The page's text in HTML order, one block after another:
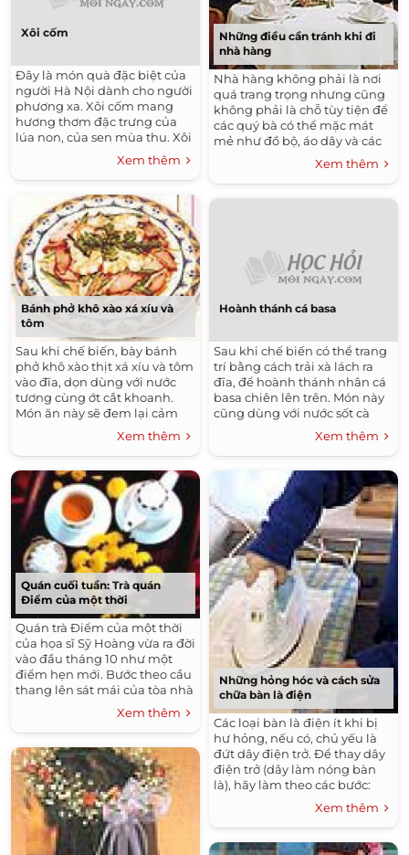
Xôi cốm
Đây là món quà đặc biệt của
người Hà Nội dành cho người
phương xa. Xôi cốm mang
hương thơm đặc trưng của
lúa non, của sen mùa thu. Xôi
làm bằng cốm và hạt sen -
một thứ đặc sản mà chỉ mùa
thu mới có.
Xem thêm
Bánh phở khô xào xá xíu và
tôm
Sau khi chế biến, bày bánh
phở khô xào thịt xá xíu và tôm
vào đĩa, dọn dùng với nước
tương cùng ớt cắt khoanh.
Món ăn này sẽ đem lại cảm
giác mới lạ cho bữa ăn.
Xem thêm
Quán cuối tuần: Trà quán
Điểm của một thời
Quán trà Điểm của một thời
của họa sĩ Sỹ Hoàng vừa ra đời
vào đầu tháng 10 như một
điểm hẹn mới. Bước theo cầu
thang lên sát mái của tòa nhà
cũ, khách như lạc vào một
chốn đình làng xưa với các xà
gỗ, cột tròn bàn thấp cẩn xà
cừ, đệm ngồi, tường gạch
trần, sập gỗ rải rác dành cho
các nghệ sĩ biểu diễn…
Xem thêm
Những điều cần tránh khi đi
nhà hàng
Nhà hàng không phải là nơi
quá trang trọng nhưng cũng
không phải là chỗ tùy tiện để
các quý bà có thể mặc mát
mẻ như đồ bộ, áo dây và các
quý ông ăn mặc xộc xệch,
tuềnh toàng, áo quần nhúm
nhó bỏ ngoài quần, chân lê
dép lẹt xẹt…
Xem thêm
Hoành thánh cá basa
Sau khi chế biến có thể trang
trí bằng cách trải xà lách ra
đĩa, để hoành thánh nhân cá
basa chiên lên trên. Món này
cũng dùng với nước sốt cà
chua, làm món khai vị rất
Xem thêm
Những hỏng hóc và cách sửa
chữa bàn là điện
Các loại bàn là điện ít khi bị
hư hỏng, nếu có, chủ yếu là
đứt dây điện trở. Để thay dây
điện trở (dây làm nóng bàn
là), hãy làm theo các bước:
Tháo dây dẫn cắm điện rồi
mở vỏ bàn là ra. Kế tiếp tháo
tấm nặng và bộ phận điều
chỉnh nhiệt độ (nếu có).
Xem thêm